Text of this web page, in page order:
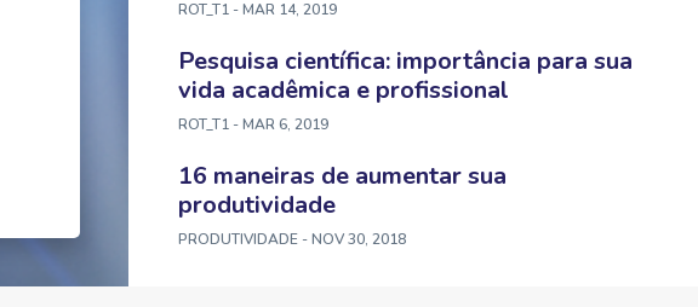
ROT_T1 - MAR 14, 2019
Pesquisa científica: importância para sua
vida acadêmica e profissional
ROT_T1 - MAR 6, 2019
16 maneiras de aumentar sua
produtividade
PRODUTIVIDADE - NOV 30, 2018